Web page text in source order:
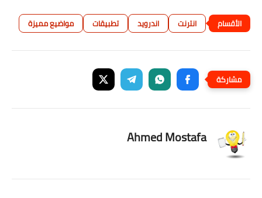
انترنت اندرويد تطبيقات مواضيع مميزة
Ahmed Mostafa